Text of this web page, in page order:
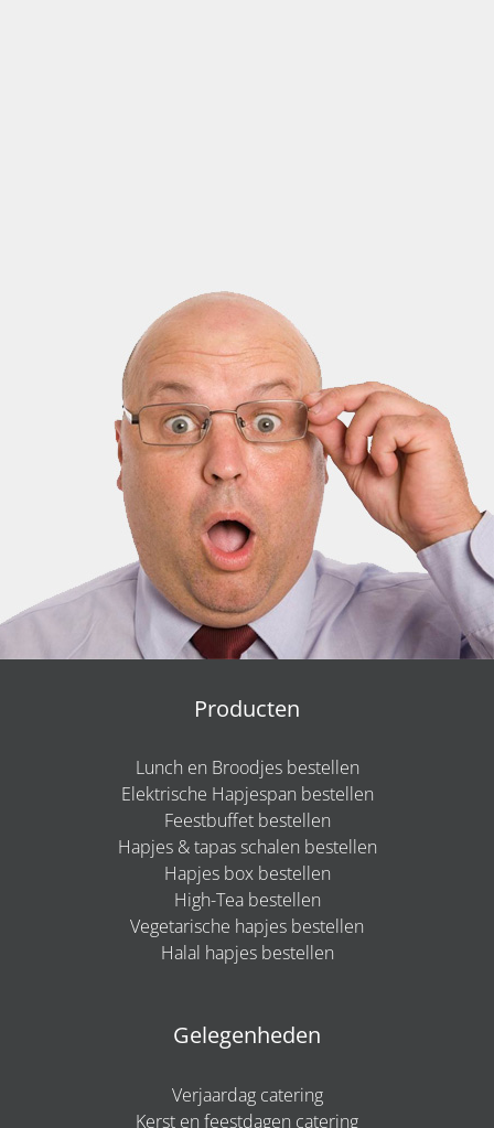
Producten
Lunch en Broodjes bestellen
Elektrische Hapjespan bestellen
Feestbuffet bestellen
Hapjes & tapas schalen bestellen
Hapjes box bestellen
High-Tea bestellen
Vegetarische hapjes bestellen
Halal hapjes bestellen
Gelegenheden
Verjaardag catering
Kerst en feestdagen catering